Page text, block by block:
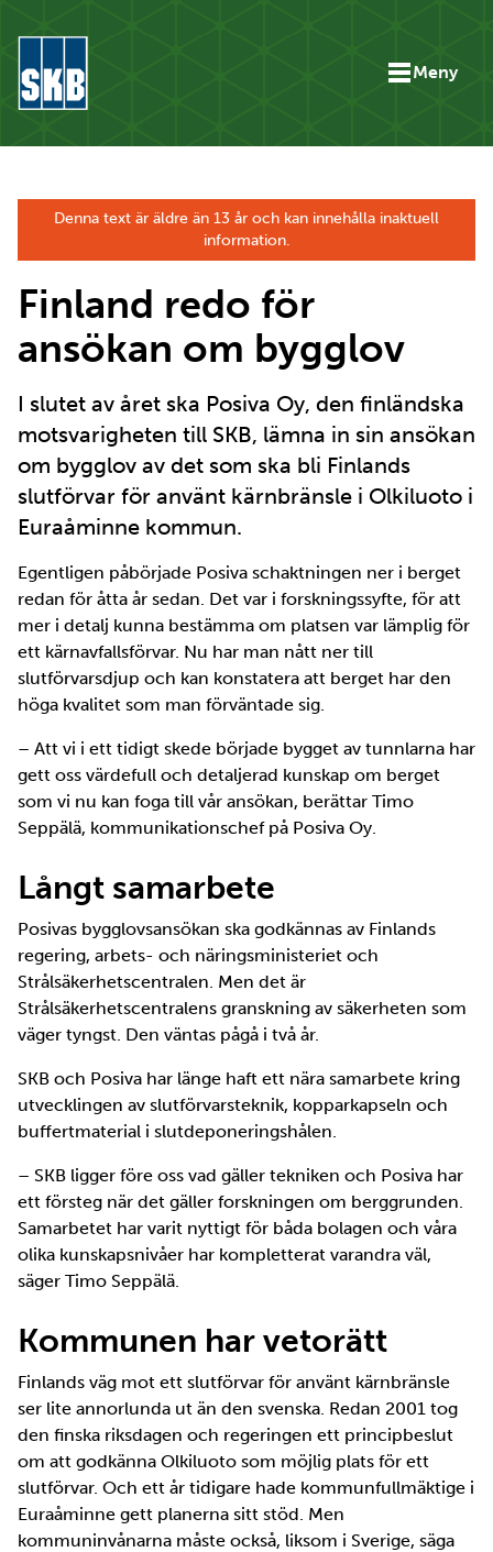
Meny
Denna text är äldre än 13 år och kan innehålla inaktuell
information.
Finland redo för
ansökan om bygglov
I slutet av året ska Posiva Oy, den finländska
motsvarigheten till SKB, lämna in sin ansökan
om bygglov av det som ska bli Finlands
slutförvar för använt kärnbränsle i Olkiluoto i
Euraåminne kommun.
Egentligen påbörjade Posiva schaktningen ner i berget
redan för åtta år sedan. Det var i forskningssyfte, för att
mer i detalj kunna bestämma om platsen var lämplig för
ett kärnavfallsförvar. Nu har man nått ner till
slutförvarsdjup och kan konstatera att berget har den
höga kvalitet som man förväntade sig.
– Att vi i ett tidigt skede började bygget av tunnlarna har
gett oss värdefull och detaljerad kunskap om berget
som vi nu kan foga till vår ansökan, berättar Timo
Seppälä, kommunikationschef på Posiva Oy.
Långt samarbete
Posivas bygglovsansökan ska godkännas av Finlands
regering, arbets- och näringsministeriet och
Strålsäkerhetscentralen. Men det är
Strålsäkerhetscentralens granskning av säkerheten som
väger tyngst. Den väntas pågå i två år.
SKB och Posiva har länge haft ett nära samarbete kring
utvecklingen av slutförvarsteknik, kopparkapseln och
buffertmaterial i slutdeponeringshålen.
– SKB ligger före oss vad gäller tekniken och Posiva har
ett försteg när det gäller forskningen om berggrunden.
Samarbetet har varit nyttigt för båda bolagen och våra
olika kunskapsnivåer har kompletterat varandra väl,
säger Timo Seppälä.
Kommunen har vetorätt
Finlands väg mot ett slutförvar för använt kärnbränsle
ser lite annorlunda ut än den svenska. Redan 2001 tog
den finska riksdagen och regeringen ett principbeslut
om att godkänna Olkiluoto som möjlig plats för ett
slutförvar. Och ett år tidigare hade kommunfullmäktige i
Euraåminne gett planerna sitt stöd. Men
kommuninvånarna måste också, liksom i Sverige, säga